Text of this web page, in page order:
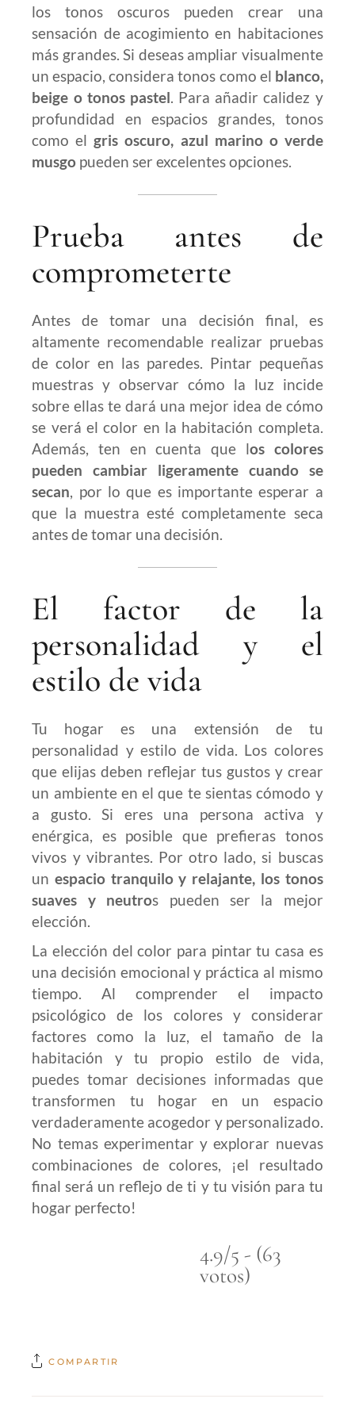
los tonos oscuros pueden crear una
sensación de acogimiento en habitaciones
más grandes. Si deseas ampliar visualmente
un espacio, considera tonos como el blanco,
beige o tonos pastel. Para añadir calidez y
profundidad en espacios grandes, tonos
como elgris oscuro, azul marino o verde
musgo pueden ser excelentes opciones.
Prueba antes de
comprometerte
Antes de tomar una decisión final, es
altamente recomendable realizar pruebas
de color en las paredes. Pintar pequeñas
muestras y observar cómo la luz incide
sobre ellas te dará una mejor idea de cómo
se verá el color en la habitación completa.
Además, ten en cuenta que los colores
pueden cambiar ligeramente cuando se
secan, por lo que es importante esperar a
que la muestra esté completamente seca
antes de tomar una decisión.
El factor de la
personalidad y el
estilo de vida
Tu hogar es una extensión de tu
personalidad y estilo de vida. Los colores
que elijas deben reflejar tus gustos y crear
un ambiente en el que te sientas cómodo y
a gusto. Si eres una persona activa y
enérgica, es posible que prefieras tonos
vivos y vibrantes. Por otro lado, si buscas
un espacio tranquilo y relajante, los tonos
suaves y neutros pueden ser la mejor
elección.
La elección del color para pintar tu casa es
una decisión emocional y práctica al mismo
tiempo. Al comprender el impacto
psicológico de los colores y considerar
factores como la luz, el tamaño de la
habitación y tu propio estilo de vida,
puedes tomar decisiones informadas que
transformen tu hogar en un espacio
verdaderamente acogedor y personalizado.
No temas experimentar y explorar nuevas
combinaciones de colores, ¡el resultado
final será un reflejo de ti y tu visión para tu
hogar perfecto!
4.9/5 - (63
votos)
COMPARTIR